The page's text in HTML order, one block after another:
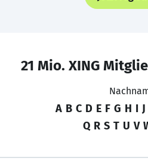
21 Mio. XING
A B C D E F G H I J
Q R S T U V